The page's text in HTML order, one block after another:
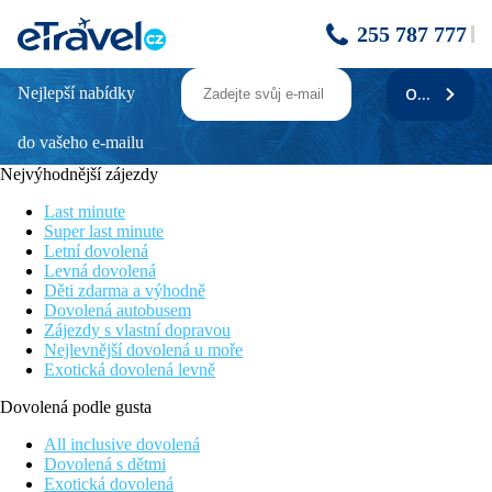
255 787 777
LARISA
Wi-fi zdarma
V okolí hotelu obchody, taverny, restaurace, kavárny, tradiční
Cenově výhodná nabídka
Oblíbený hotel s rodinnou atmosférou a osobním přístupem ke
klientům
V blízkosti krásné písečné pláže
Poloha
Příjemný, menší rodinný hotýlek se nachází nedaleko centra
stylového letoviska Sveti Vlas, jen 400 m od krásné písčité pláže
(oceněné Modrou vlajkou EU). Nákupní možnosti a zábavu
mají hosté jen několik minut chůze od ubytování (obchody,
automobilů). Velmi oblíbené je lodní taxi se zastávkou ve
starobylém městě Nessebar. Mezinárodní letiště Burgas je
vzdáleno 40 km.
Nejlepší nabídky
do vašeho e-mailu
ODEBÍRAT
Nejvýhodnější zájezdy
Last minute
Super last minute
Letní dovolená
Levná dovolená
Děti zdarma a výhodně
Dovolená autobusem
Zájezdy s vlastní dopravou
Nejlevnější dovolená u moře
Exotická dovolená levně
Dovolená podle gusta
All inclusive dovolená
Dovolená s dětmi
Exotická dovolená